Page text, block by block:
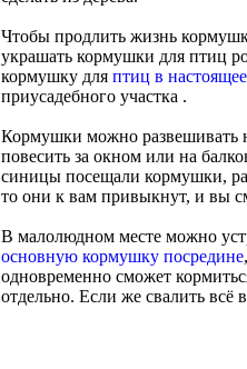
Чтобы продлить жизнь
украшать кормушки для птиц
кормушку для птиц в
приусадебного участка .
Кормушки можно развешивать
повесить за окном или на
синицы посещали кормушки,
то они к вам привыкнут, и вы
В малолюдном месте можно
основную кормушку посредине
одновременно сможет
отдельно. Если же свалить всё